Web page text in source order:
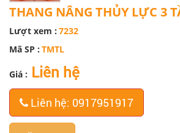
THANG NÂNG THỦY LỰC 3
Lượt xem : 7232
Mã SP : TMTL
Giá : Liên hệ
Liên hệ: 0917951917